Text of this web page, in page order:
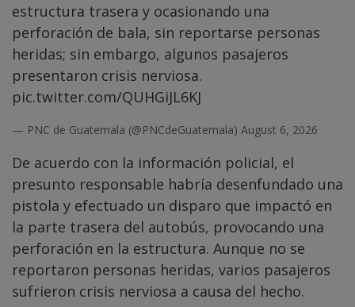
estructura trasera y ocasionando una
perforación de bala, sin reportarse personas
heridas; sin embargo, algunos pasajeros
presentaron crisis nerviosa.
pic.twitter.com/QUHGiJL6KJ
— PNC de Guatemala (@PNCdeGuatemala) August 6, 2026
De acuerdo con la información policial, el
presunto responsable habría desenfundado una
pistola y efectuado un disparo que impactó en
la parte trasera del autobús, provocando una
perforación en la estructura. Aunque no se
reportaron personas heridas, varios pasajeros
sufrieron crisis nerviosa a causa del hecho.